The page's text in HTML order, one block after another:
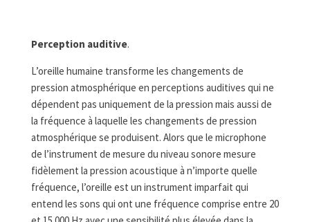
Perception auditive.
L’oreille humaine transforme les changements de
pression atmosphérique en perceptions auditives qui ne
dépendent pas uniquement de la pression mais aussi de
la fréquence à laquelle les changements de pression
atmosphérique se produisent. Alors que le microphone
de l’instrument de mesure du niveau sonore mesure
fidèlement la pression acoustique à n’importe quelle
fréquence, l’oreille est un instrument imparfait qui
entend les sons qui ont une fréquence comprise entre 20